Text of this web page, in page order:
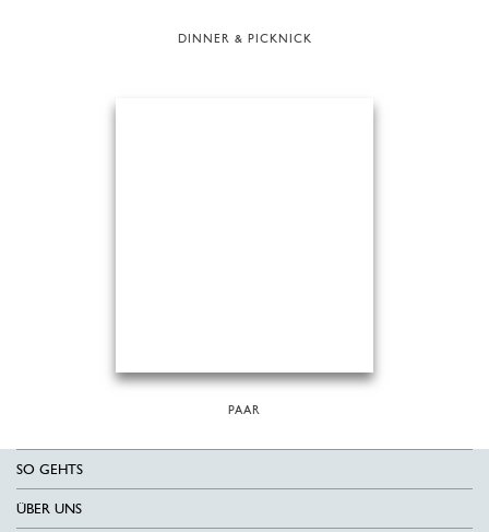
DINNER & PICKNICK
PAAR
SO GEHTS
ÜBER UNS